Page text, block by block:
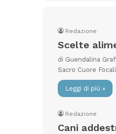
Redazione
Scelte
di Guendalina
Sacro Cuore
Leggi di più »
Redazione
Cani